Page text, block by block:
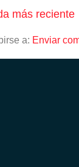
más reciente
a: Enviar